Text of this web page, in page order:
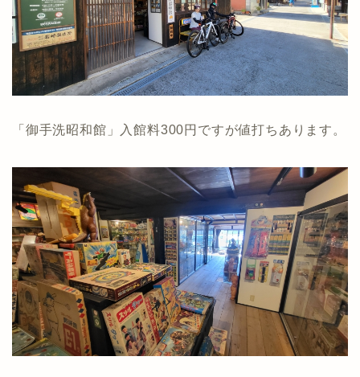
「御手洗昭和館」入館料300円ですが値打ちあります。